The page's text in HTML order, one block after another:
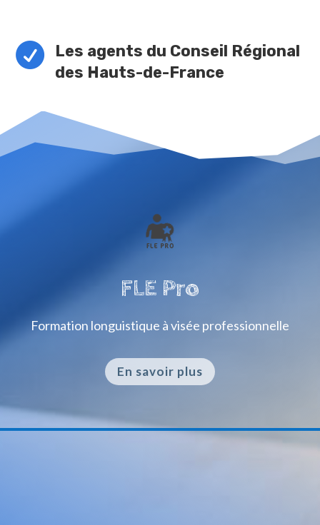

Les agents du Conseil Régional
des Hauts-de-France
FLE Pro
Formation longuistique à visée professionnelle
En savoir plus